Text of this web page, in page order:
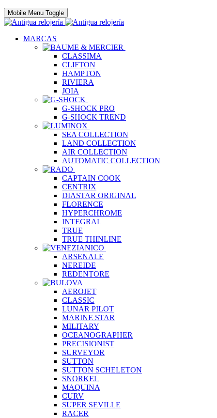
Mobile Menu Toggle
MARCAS
CLASSIMA
CLIFTON
HAMPTON
RIVIERA
JOIA
G-SHOCK PRO
G-SHOCK TREND
SEA COLLECTION
LAND COLLECTION
AIR COLLECTION
AUTOMATIC COLLECTION
CAPTAIN COOK
CENTRIX
DIASTAR ORIGINAL
FLORENCE
HYPERCHROME
INTEGRAL
TRUE
TRUE THINLINE
ARSENALE
NEREIDE
REDENTORE
AEROJET
CLASSIC
LUNAR PILOT
MARINE STAR
MILITARY
OCEANOGRAPHER
PRECISIONIST
SURVEYOR
SUTTON
SUTTON SCHELETON
SNORKEL
MAQUINA
CURV
SUPER SEVILLE
RACER